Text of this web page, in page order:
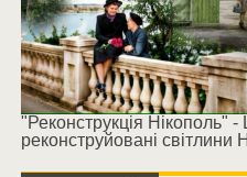
"Реконструкція Нікополь" -
реконструйовані світлини